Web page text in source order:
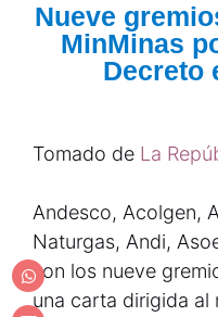
Nueve
MinMinas
Decreto
Tomado de La
Andesco, Acolgen,
Naturgas, Andi,
son los nueve
una carta dirigida al